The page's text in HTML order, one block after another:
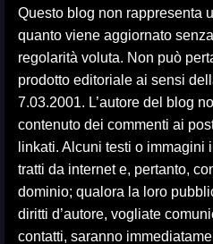
Questo blog non rappresenta
quanto viene aggiornato
regolarità voluta. Non può
prodotto editoriale ai sensi
7.03.2001. L’autore del blog
contenuto dei commenti ai
linkati. Alcuni testi o
tratti da internet e, pertanto,
dominio; qualora la loro
diritti d’autore, vogliate
contatti, saranno